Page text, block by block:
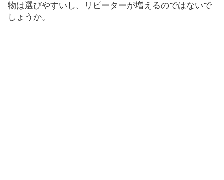
物は選びやすいし、リピーターが増えるのではないで
しょうか。